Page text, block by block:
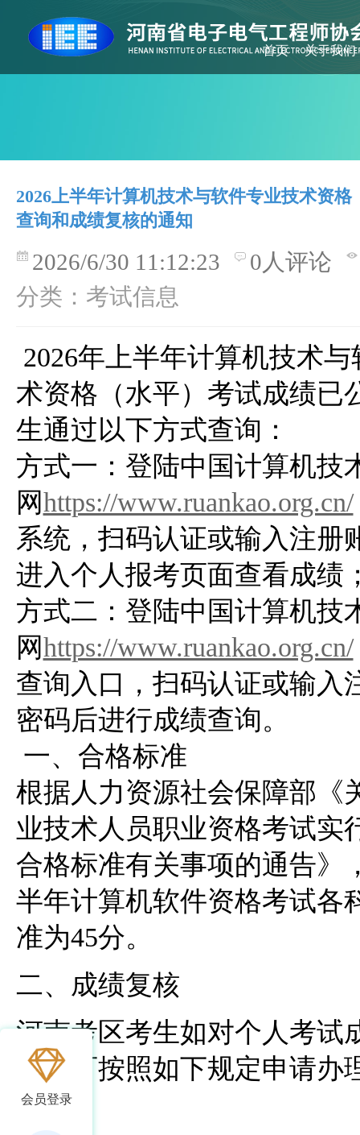
首页 关于我们
会员登录
2026上半年计算机技术与软件专业技术资格
查询和成绩复核的通知
2026/6/30 11:12:23
0人评论
分类：考试信息
术资格（水平）考试成绩已
生通过以下方式查询：
方式一：登陆中国计算机技
网https://www.ruankao.org.cn/
系统，扫码认证或输入注册
进入个人报考页面查看成绩
方式二：登陆中国计算机技
网https://www.ruankao.org.cn/
查询入口，扫码认证或输入
密码后进行成绩查询。
根据人力资源社会保障部《
业技术人员职业资格考试实
合格标准有关事项的通告》
半年计算机软件资格考试各
准为45分。
二、成绩复核
河南考区考生如对个人考试
议，可按照如下规定申请办
查：